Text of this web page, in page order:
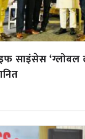
साइंसेस ‘ग्लोबल